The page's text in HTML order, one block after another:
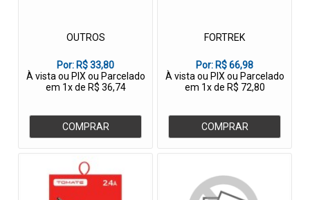
OUTROS
Por: R$ 33,80
À vista ou PIX ou Parcelado
em 1x de R$ 36,74
COMPRAR
FORTREK
Por: R$ 66,98
À vista ou PIX ou Parcelado
em 1x de R$ 72,80
COMPRAR